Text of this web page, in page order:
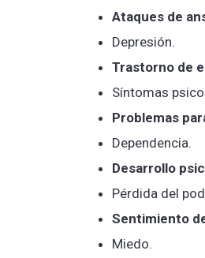
Ataques de
Depresión.
Trastorno de
Síntomas
Problemas
Dependencia.
Desarrollo
Pérdida del
Sentimiento
Miedo.